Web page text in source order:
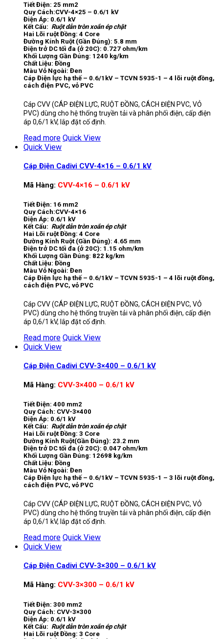
Tiết Điện: 25 mm2
Quy Cách:CVV-4×25 – 0.6/1 kV
Điện Áp: 0.6/1 kV
Kết Cấu: Ruột dẫn tròn xoắn ép chặt
Hai Lõi ruột Đồng: 4 Core
Đường Kính Ruột (Gần Đúng): 5.8 mm
Điện trở DC tối đa (ở 20C): 0.727 ohm/km
Khối Lượng Gần Đúng: 1240 kg/km
Chất Liệu: Đồng
Màu Vỏ Ngoài: Đen
Cáp Điện lực hạ thế – 0.6/1kV – TCVN 5935-1 – 4 lõi ruột đồng,
cách điện PVC, vỏ PVC
Cáp CVV (CÁP ĐIỆN LỰC, RUỘT ĐỒNG, CÁCH ĐIỆN PVC, VỎ
PVC) dùng cho hệ thống truyền tải và phân phối điện, cấp điện
áp 0,6/1 kV, lắp đặt cố định.
Read more Quick View
Quick View
Cáp Điện Cadivi CVV-4×16 – 0.6/1 kV
Mã Hàng: CVV-4×16 – 0.6/1 kV
Tiết Điện: 16 mm2
Quy Cách:CVV-4×16
Điện Áp: 0.6/1 kV
Kết Cấu: Ruột dẫn tròn xoắn ép chặt
Hai Lõi ruột Đồng: 4 Core
Đường Kính Ruột (Gần Đúng): 4.65 mm
Điện trở DC tối đa (ở 20C): 1.15 ohm/km
Khối Lượng Gần Đúng: 822 kg/km
Chất Liệu: Đồng
Màu Vỏ Ngoài: Đen
Cáp Điện lực hạ thế – 0.6/1kV – TCVN 5935-1 – 4 lõi ruột đồng,
cách điện PVC, vỏ PVC
Cáp CVV (CÁP ĐIỆN LỰC, RUỘT ĐỒNG, CÁCH ĐIỆN PVC, VỎ
PVC) dùng cho hệ thống truyền tải và phân phối điện, cấp điện
áp 0,6/1 kV, lắp đặt cố định.
Read more Quick View
Quick View
Cáp Điện Cadivi CVV-3×400 – 0.6/1 kV
Mã Hàng: CVV-3×400 – 0.6/1 kV
Tiết Điện: 400 mm2
Quy Cách: CVV-3×400
Điện Áp: 0.6/1 kV
Kết Cấu: Ruột dẫn tròn xoắn ép chặt
Hai Lõi ruột Đồng: 3 Core
Đường Kính Ruột(Gần Đúng): 23.2 mm
Điện trở DC tối đa (ở 20C): 0.047 ohm/km
Khối Lượng Gần Đúng: 12698 kg/km
Chất Liệu: Đồng
Màu Vỏ Ngoài: Đen
Cáp Điện lực hạ thế – 0.6/1kV – TCVN 5935-1 – 3 lõi ruột đồng,
cách điện PVC, vỏ PVC
Cáp CVV (CÁP ĐIỆN LỰC, RUỘT ĐỒNG, CÁCH ĐIỆN PVC, VỎ
PVC) dùng cho hệ thống truyền tải và phân phối điện, cấp điện
áp 0,6/1 kV, lắp đặt cố định.
Read more Quick View
Quick View
Cáp Điện Cadivi CVV-3×300 – 0.6/1 kV
Mã Hàng: CVV-3×300 – 0.6/1 kV
Tiết Điện: 300 mm2
Quy Cách: CVV-3×300
Điện Áp: 0.6/1 kV
Kết Cấu: Ruột dẫn tròn xoắn ép chặt
Hai Lõi ruột Đồng: 3 Core